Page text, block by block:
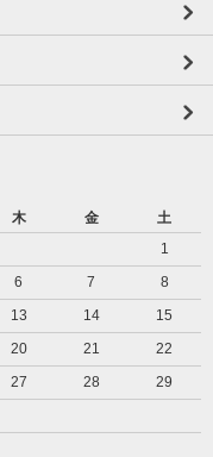
木 金
土
1
6 7
8
13 14
15
20 21
22
27 28
29